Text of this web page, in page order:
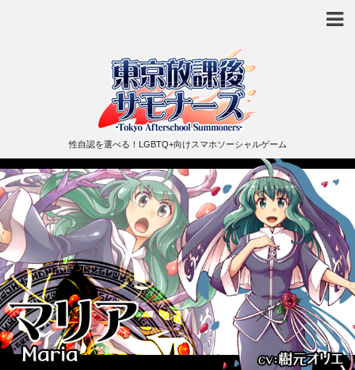
性自認を選べる！LGBTQ+向けスマホソーシャルゲーム